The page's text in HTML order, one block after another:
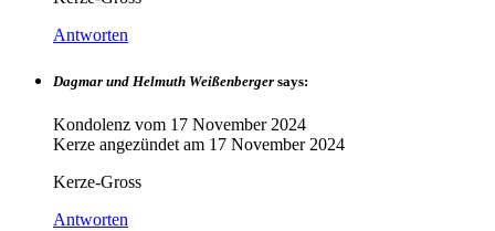
Antworten
Dagmar und Helmuth Weißenberger says:
Kondolenz vom 17 November 2024
Kerze angezündet am 17 November 2024
Kerze-Gross
Antworten